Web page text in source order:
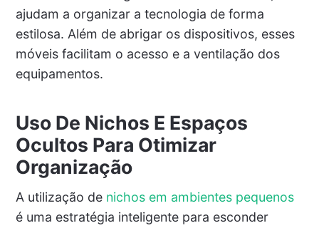
ajudam a organizar a tecnologia de forma
estilosa. Além de abrigar os dispositivos, esses
móveis facilitam o acesso e a ventilação dos
equipamentos.
Uso De Nichos E Espaços
Ocultos Para Otimizar
Organização
A utilização de nichos em ambientes pequenos
é uma estratégia inteligente para esconder